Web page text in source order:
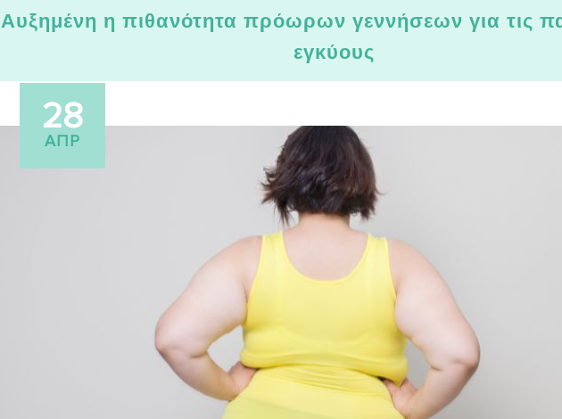
Αυξημένη η πιθανότητα πρόωρων γεννήσεων για τις
εγκύους
28
ΑΠΡ